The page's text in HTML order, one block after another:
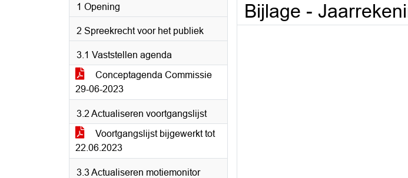
1 Opening
2 Spreekrecht voor het publiek
3.1 Vaststellen agenda
Conceptagenda Commissie
29-06-2023
3.2 Actualiseren voortgangslijst
Voortgangslijst bijgewerkt tot
22.06.2023
3.3 Actualiseren motiemonitor
Bijlage -